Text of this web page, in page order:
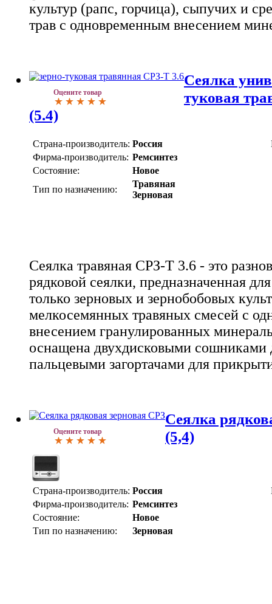
культур (рапс, горчица), сыпучих и
трав с одновременным внесением
Оцените товар
Сеялка
туковая
(5.4)
Страна-производитель: Россия
Фирма-производитель: Ремсинтез
Состояние:
Новое
Тип по назначению:
Травяная
Зерновая
Сеялка травяная СРЗ-Т 3.6 - это
рядковой сеялки, предназначенная
только зерновых и зернобобовых
мелкосемянных травяных смесей с
внесением гранулированных
оснащена двухдисковыми сошниками
пальцевыми загортачами для
Оцените товар
Сеялка
(5,4)
Страна-производитель: Россия
Фирма-производитель: Ремсинтез
Состояние:
Новое
Тип по назначению:
Зерновая